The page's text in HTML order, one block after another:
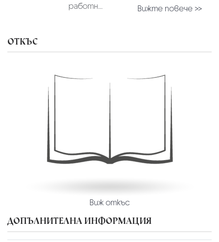
работн...
Вижте повече >>
ОТКЪС
Виж откъс
ДОПЪЛНИТЕЛНА ИНФОРМАЦИЯ